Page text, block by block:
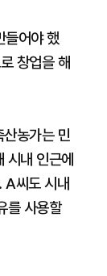
들어야 했
창업을 해
농가는 민
시내 인근에
A씨도 시내
를 사용할